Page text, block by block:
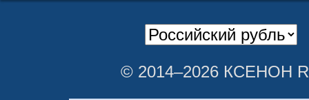
© 2014–2026 КСЕНОН